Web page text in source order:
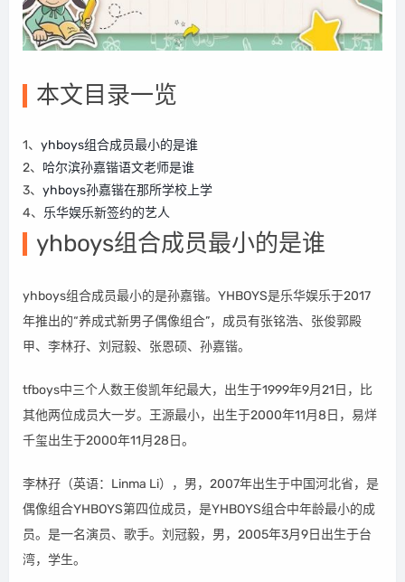
本文目录一览
1、 yhboys组合成员最小的是谁
2、 哈尔滨孙嘉锴语文老师是谁
3、 yhboys孙嘉锴在那所学校上学
4、 乐华娱乐新签约的艺人
yhboys组合成员最小的是谁
yhboys组合成员最小的是孙嘉锴。YHBOYS是乐华娱乐于2017
年推出的“养成式新男子偶像组合”，成员有张铭浩、张俊郭殿
甲、李林孖、刘冠毅、张恩硕、孙嘉锴。
tfboys中三个人数王俊凯年纪最大，出生于1999年9月21日，比
其他两位成员大一岁。王源最小，出生于2000年11月8日，易烊
千玺出生于2000年11月28日。
李林孖（英语：Linma Li），男，2007年出生于中国河北省，是
偶像组合YHBOYS第四位成员，是YHBOYS组合中年龄最小的成
员。是一名演员、歌手。刘冠毅，男，2005年3月9日出生于台
湾，学生。